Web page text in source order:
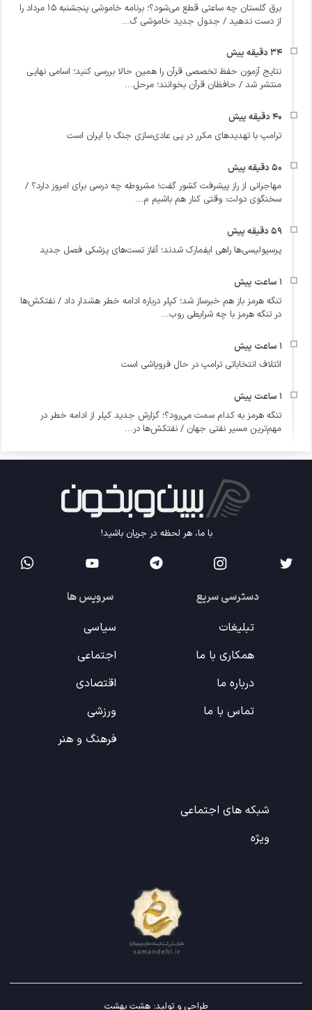
برق گلستان چه ساعتی قطع می‌شود؟؛ برنامه خاموشی پنجشنبه ۱۵ مرداد را
از دست ندهید / جدول جدید خاموشی گ...
نتایج آزمون حفظ تخصصی قرآن را همین حالا بررسی کنید؛ اسامی نهایی
منتشر شد / حافظان قرآن بخوانند؛ مرحل...
ترامپ با تهدیدهای مکرر در پی عادی‌سازی جنگ با ایران است
مهاجرانی از راز پیشرفت کشور گفت؛ مشروطه چه درسی برای امروز دارد؟ /
سخنگوی دولت: وقتی کنار هم باشیم م...
پرسپولیسی‌ها راهی ایفمارک شدند؛ آغاز تست‌های پزشکی فصل جدید
تنگه هرمز باز هم خبرساز شد؛ کپلر درباره ادامه خطر هشدار داد / نفتکش‌ها
در تنگه هرمز با چه شرایطی روب...
ائتلاف انتخاباتی ترامپ در حال فروپاشی است
تنگه هرمز به کدام سمت می‌رود؟؛ گزارش جدید کپلر از ادامه خطر در
مهم‌ترین مسیر نفتی جهان / نفتکش‌ها در...
با ما، هر لحظه در جریان باشید!
دسترسی سریع
تبلیغات
همکاری با ما
درباره ما
تماس با ما
سرویس ها
سیاسی
اجتماعی
اقتصادی
ورزشی
فرهنگ و هنر
شبکه های اجتماعی
ویژه
طراحی و تولید:هشت بهشت